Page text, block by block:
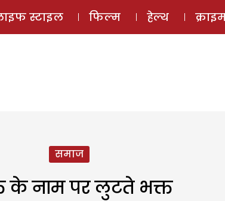
ई-मैगज़ीन ऑडियो
स्टाइल फिल्म हेल्थ
समाज
के नाम पर लुटते भक्त